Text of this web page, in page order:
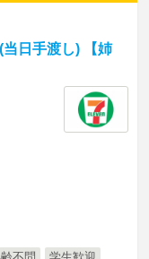
日手渡し) 【姉